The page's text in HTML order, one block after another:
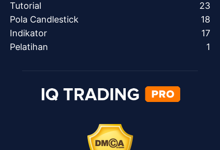
Tutorial
23
Pola Candlestick
18
Indikator
17
Pelatihan
1